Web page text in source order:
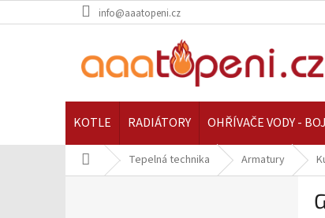
na
info@aaatopeni.cz
KOTLE RADIÁTORY OHŘÍVAČE VODY -
Domů Tepelná technika Armatury